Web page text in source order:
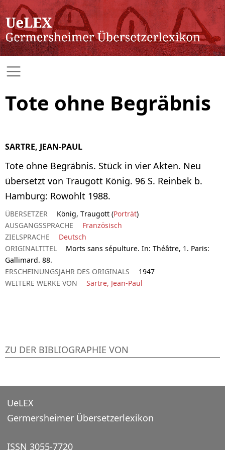
Tote ohne Begräbnis
SARTRE, JEAN-PAUL
Tote ohne Begräbnis. Stück in vier Akten. Neu
übersetzt von Traugott König. 96 S. Reinbek b.
Hamburg: Rowohlt 1988.
ÜBERSETZER König, Traugott (Porträt)
AUSGANGSSPRACHE
Französisch
ZIELSPRACHE
Deutsch
ORIGINALTITEL
Morts sans sépulture. In: Théâtre, 1. Paris:
Gallimard. 88.
ERSCHEINUNGSJAHR DES ORIGINALS
1947
WEITERE WERKE VON
Sartre, Jean-Paul
ZU DER BIBLIOGRAPHIE VON
UeLEX
Germersheimer Übersetzerlexikon
ISSN 3055-7720